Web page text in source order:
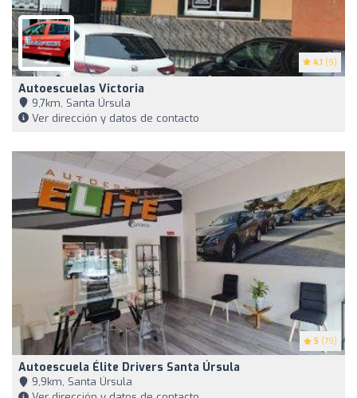
4.1 (9)
Autoescuelas Victoria
9,7km, Santa Úrsula
Ver dirección y datos de contacto
5 (79)
Autoescuela Élite Drivers Santa Úrsula
9,9km, Santa Úrsula